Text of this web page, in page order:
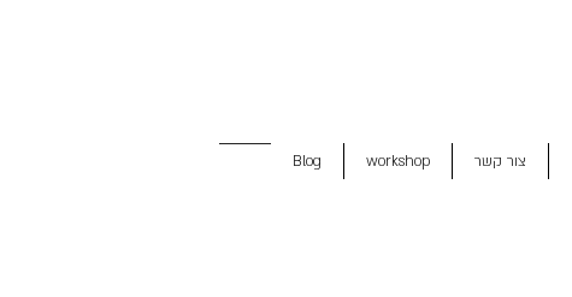
צור קשר workshop
Blog